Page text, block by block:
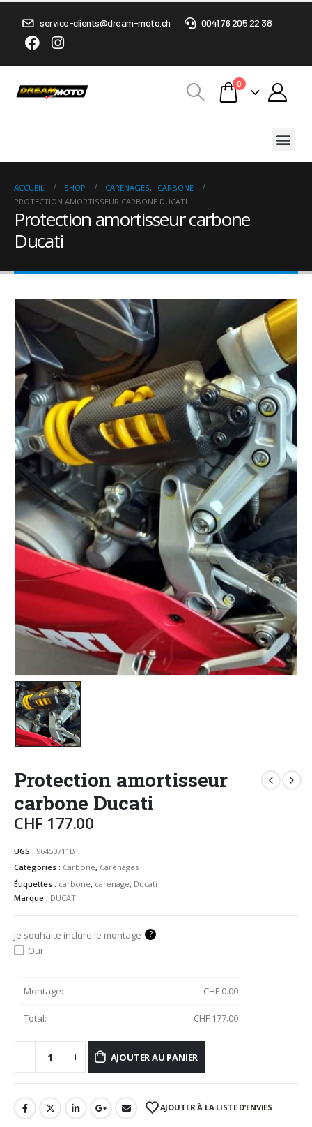
service-clients@dream-moto.ch 0041 76 205 22 38
0
ACCUEIL SHOP CARÉNAGES,
CARBONE
PROTECTION AMORTISSEUR CARBONE DUCATI
Protection amortisseur carbone
Ducati
Protection amortisseur
carbone Ducati
CHF 177.00
UGS : 96450711B
Catégories : Carbone, Carénages
Étiquettes : carbone, carenage, Ducati
Marque : DUCATI
Je souhaite inclure le montage ?
Oui
Montage: CHF 0.00
Total: CHF 177.00
AJOUTER AU PANIER
AJOUTER À LA LISTE D’ENVIES